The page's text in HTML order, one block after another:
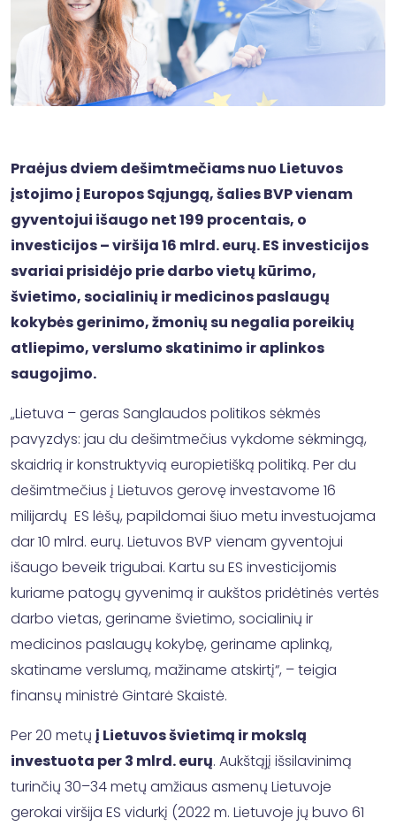
Praėjus dviem dešimtmečiams nuo Lietuvos
įstojimo į Europos Sąjungą, šalies BVP vienam
gyventojui išaugo net 199 procentais, o
investicijos – viršija 16 mlrd. eurų. ES investicijos
svariai prisidėjo prie darbo vietų kūrimo,
švietimo, socialinių ir medicinos paslaugų
kokybės gerinimo, žmonių su negalia poreikių
atliepimo, verslumo skatinimo ir aplinkos
saugojimo.
„Lietuva – geras Sanglaudos politikos sėkmės
pavyzdys: jau du dešimtmečius vykdome sėkmingą,
skaidrią ir konstruktyvią europietišką politiką. Per du
dešimtmečius į Lietuvos gerovę investavome 16
milijardų ES lėšų, papildomai šiuo metu investuojama
dar 10 mlrd. eurų. Lietuvos BVP vienam gyventojui
išaugo beveik trigubai. Kartu su ES investicijomis
kuriame patogų gyvenimą ir aukštos pridėtinės vertės
darbo vietas, geriname švietimo, socialinių ir
medicinos paslaugų kokybę, geriname aplinką,
skatiname verslumą, mažiname atskirtį“, – teigia
finansų ministrė Gintarė Skaistė.
Per 20 metų į Lietuvos švietimą ir mokslą
investuota per 3 mlrd. eurų. Aukštąjį išsilavinimą
turinčių 30–34 metų amžiaus asmenų Lietuvoje
gerokai viršija ES vidurkį (2022 m. Lietuvoje jų buvo 61